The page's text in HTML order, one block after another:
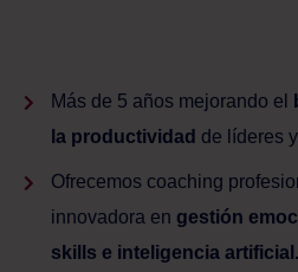
Más de 5 años mejorando el
la productividad de líderes
Ofrecemos coaching
innovadora en gestión
skills e inteligencia artificial.